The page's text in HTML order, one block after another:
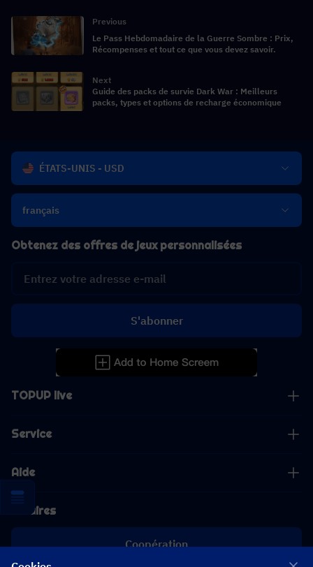
Previous
Le Pass Hebdomadaire de la Guerre Sombre : Prix,
Récompenses et tout ce que vous devez savoir.
Next
Guide des packs de survie Dark War : Meilleurs
packs, types et options de recharge économique
ÉTATS-UNIS - USD
français
TOPUP live
Service
Aide
Affaires
Coopération
Obtenez des offres de jeux personnalisées
S'abonner